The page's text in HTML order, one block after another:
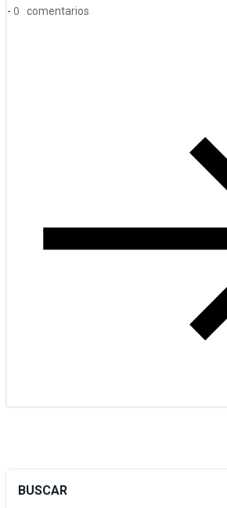
- 0 comentarios
BUSCAR